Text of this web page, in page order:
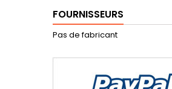
FOURNISSEURS
Pas de fabricant